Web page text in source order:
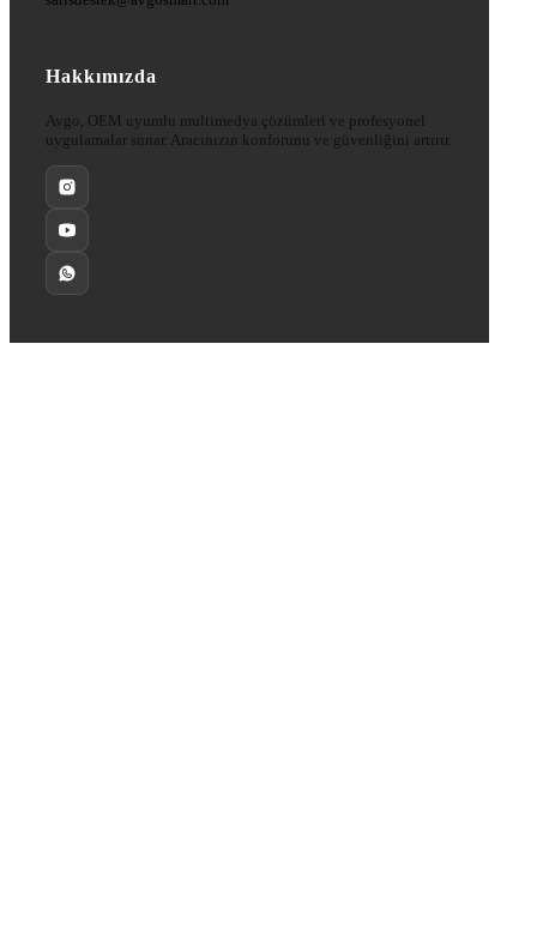
Hakkımızda
Avgo, OEM uyumlu multimedya çözümleri ve profesyonel
uygulamalar sunar. Aracınızın konforunu ve güvenliğini artırır.